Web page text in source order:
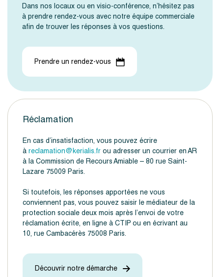
Dans nos locaux ou en visio-conférence, n’hésitez pas
à prendre rendez-vous avec notre équipe commerciale
afin de trouver les réponses à vos questions.
Prendre un rendez-vous
Réclamation
En cas d’insatisfaction, vous pouvez écrire
àreclamation@kerialis.frou adresser un courrier en AR
à la Commission de Recours Amiable – 80 rue Saint-
Lazare 75009 Paris.
Si toutefois, les réponses apportées ne vous
conviennent pas, vous pouvez saisir le médiateur de la
protection sociale deux mois après l’envoi de votre
réclamation écrite, en ligne à CTIP ou en écrivant au
10, rue Cambacérès 75008 Paris.
Découvrir notre démarche